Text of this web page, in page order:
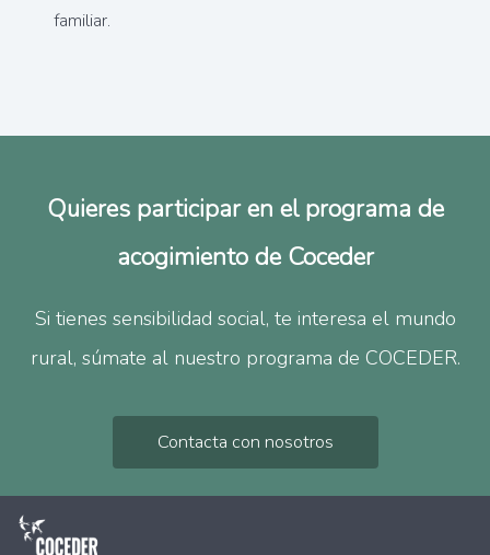
familiar.
Quieres participar en el programa de
acogimiento de Coceder
Si tienes sensibilidad social, te interesa el mundo
rural, súmate al nuestro programa de COCEDER.
Contacta con nosotros